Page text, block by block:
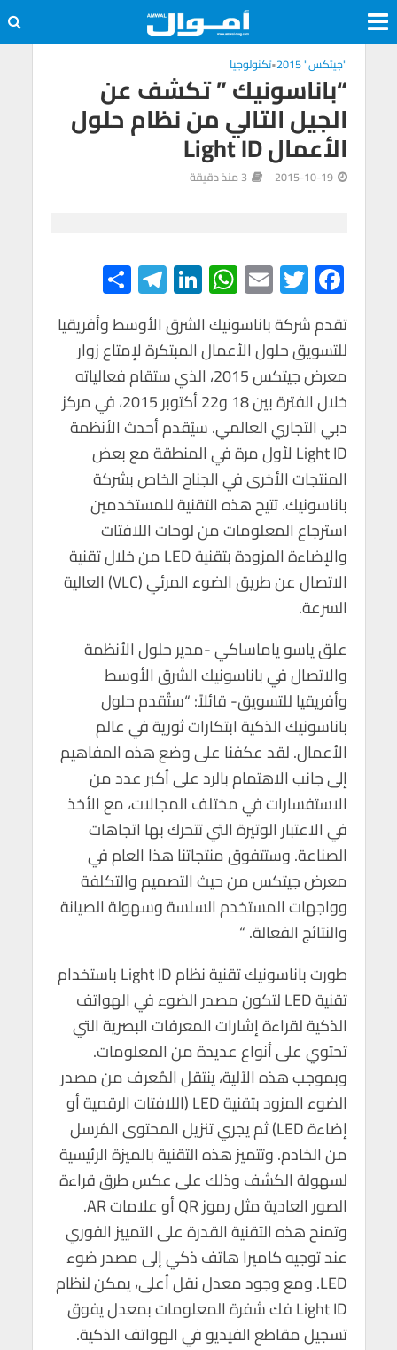
"جيتكس" 2015 •تكنولوجيا
“باناسونيك ” تكشف عن
الجيل التالي من نظام حلول
الأعمال Light ID
2015-10-19 3 منذ دقيقة
F
ac
e
b
o
o
k
T
wi
tt
er
E
m
ail
W
h
at
s
A
p
p
Li
n
ke
dI
n
Te
le
gr
a
m
h
ar
e
تقدم شركة باناسونيك الشرق الأوسط وأفريقيا
للتسويق حلول الأعمال المبتكرة لإمتاع زوار
معرض جيتكس 2015، الذي ستقام فعالياته
خلال الفترة بين 18 و22 أكتوبر 2015، في مركز
دبي التجاري العالمي. سيُقدم أحدث الأنظمة
Light ID لأول مرة في المنطقة مع بعض
المنتجات الأخرى في الجناح الخاص بشركة
باناسونيك. تتيح هذه التقنية للمستخدمين
استرجاع المعلومات من لوحات اللافتات
والإضاءة المزودة بتقنية LED من خلال تقنية
الاتصال عن طريق الضوء المرئي (VLC) العالية
السرعة.
علق ياسو ياماساكي -مدير حلول الأنظمة
والاتصال في باناسونيك الشرق الأوسط
وأفريقيا للتسويق- قائلاً: “ستُقدم حلول
باناسونيك الذكية ابتكارات ثورية في عالم
الأعمال. لقد عكفنا على وضع هذه المفاهيم
إلى جانب الاهتمام بالرد على أكبر عدد من
الاستفسارات في مختلف المجالات، مع الأخذ
في الاعتبار الوتيرة التي تتحرك بها اتجاهات
الصناعة. وستتفوق منتجاتنا هذا العام في
معرض جيتكس من حيث التصميم والتكلفة
وواجهات المستخدم السلسة وسهولة الصيانة
والنتائج الفعالة. “
طورت باناسونيك تقنية نظام Light ID باستخدام
تقنية LED لتكون مصدر الضوء في الهواتف
الذكية لقراءة إشارات المعرفات البصرية التي
تحتوي على أنواع عديدة من المعلومات.
وبموجب هذه الآلية، ينتقل المُعرف من مصدر
الضوء المزود بتقنية LED (اللافتات الرقمية أو
إضاءة LED) ثم يجري تنزيل المحتوى المُرسل
من الخادم. وتتميز هذه التقنية بالميزة الرئيسية
لسهولة الكشف وذلك على عكس طرق قراءة
الصور العادية مثل رموز QR أو علامات AR.
وتمنح هذه التقنية القدرة على التمييز الفوري
عند توجيه كاميرا هاتف ذكي إلى مصدر ضوء
LED. ومع وجود معدل نقل أعلى، يمكن لنظام
Light ID فك شفرة المعلومات بمعدل يفوق
تسجيل مقاطع الفيديو في الهواتف الذكية.